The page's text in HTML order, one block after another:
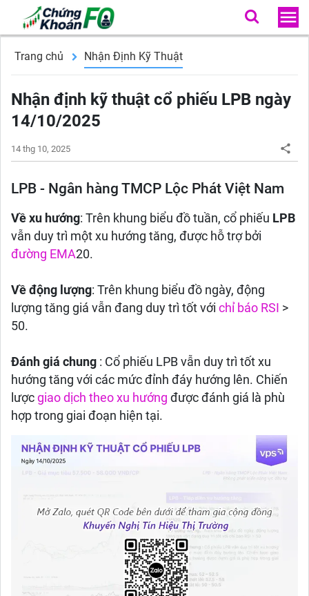
Trang chủ Nhận Định Kỹ Thuật
Nhận định kỹ thuật cổ phiếu LPB ngày
14/10/2025
14 thg 10, 2025
LPB - Ngân hàng TMCP Lộc Phát Việt Nam
Về xu hướng: Trên khung biểu đồ tuần, cổ phiếu LPB
vẫn duy trì một xu hướng tăng, được hỗ trợ bởi
đường EMA20.
Về động lượng: Trên khung biểu đồ ngày, động
lượng tăng giá vẫn đang duy trì tốt với chỉ báo RSI >
50.
Đánh giá chung : Cổ phiếu LPB vẫn duy trì tốt xu
hướng tăng với các mức đỉnh đáy hướng lên. Chiến
lược giao dịch theo xu hướng được đánh giá là phù
hợp trong giai đoạn hiện tại.